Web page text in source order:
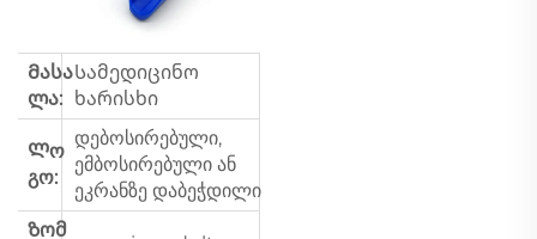
Მასა
ლა:
Სამედიცინო
ხარისხი
Ლო
გო:
დებოსირებული,
ემბოსირებული ან
ეკრანზე დაბეჭდილი
Ზომ